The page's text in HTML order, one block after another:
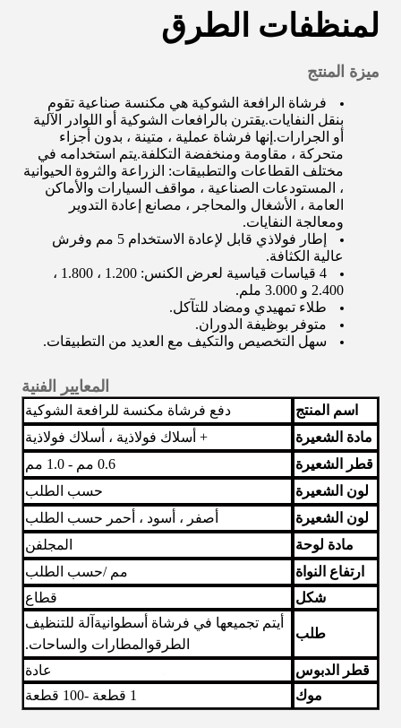
لمنظفات الطرق
ميزة المنتج
فرشاة الرافعة الشوكية هي مكنسة صناعية تقوم
بنقل النفايات.يقترن بالرافعات الشوكية أو اللوادر الآلية
أو الجرارات.إنها فرشاة عملية ، متينة ، بدون أجزاء
متحركة ، مقاومة ومنخفضة التكلفة.يتم استخدامه في
مختلف القطاعات والتطبيقات: الزراعة والثروة الحيوانية
، المستودعات الصناعية ، مواقف السيارات والأماكن
العامة ، الأشغال والمحاجر ، مصانع إعادة التدوير
ومعالجة النفايات.
إطار فولاذي قابل لإعادة الاستخدام 5 مم وفرش
عالية الكثافة.
4 قياسات قياسية لعرض الكنس: 1.200 ، 1.800 ،
2.400 و 3.000 ملم.
طلاء تمهيدي ومضاد للتآكل.
متوفر بوظيفة الدوران.
سهل التخصيص والتكيف مع العديد من التطبيقات.
المعايير الفنية
اسم المنتج
دفع فرشاة مكنسة للرافعة الشوكية
مادة الشعيرة
قطر الشعيرة
0.6 مم - 1.0 مم
لون الشعيرة
حسب الطلب
لون الشعيرة
أصفر ، أسود ، أحمر حسب الطلب
مادة لوحة
المجلفن
ارتفاع النواة
حسب الطلب
شكل
قطاع
طلب
يتم تجميعها في فرشاة أسطوانية آلة للتنظيف
الطرقو المطارات والساحات.
قطر الدبوس
موك
1 قطعة -100 قطعة